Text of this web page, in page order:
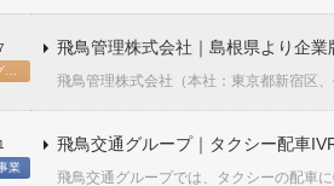
飛鳥交通グループ
飛鳥管理株式会社｜島根県より企
飛鳥管理株式会社（本社：東京都新宿区
業
飛鳥交通グループ｜タクシー配車
飛鳥交通グループでは、タクシーの配車